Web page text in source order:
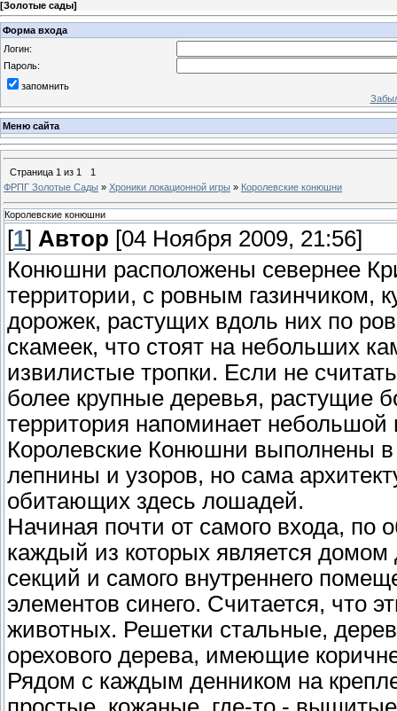
[Золотые сады]
Форма входа
Логин:
Пароль:
запомнить
Меню сайта
Страница 1 из 1
1
ФРПГ Золотые Сады » Хроники локационной игры » Королевские конюшни
Королевские конюшни
[1] Автор [04 Ноября 2009, 21:56]
Конюшни расположены севернее
территории, с ровным газинчиком,
дорожек, растущих вдоль них по
скамеек, что стоят на небольших
извилистые тропки. Если не
более крупные деревья, растущие
территория напоминает небольшой
Королевские Конюшни выполнены
лепнины и узоров, но сама
обитающих здесь лошадей.
Начиная почти от самого входа, по
каждый из которых является домом
секций и самого внутреннего
элементов синего. Считается, что
животных. Решетки стальные,
орехового дерева, имеющие
Рядом с каждым денником на